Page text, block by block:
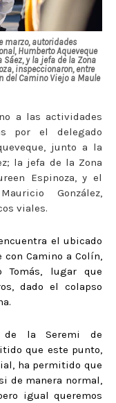
marzo, autoridades
Humberto Aqueveque
Sáez, y la jefa de la Zona
inspeccionaron, entre
del Camino Viejo a Maule
a las actividades
por el delegado
junto a la
la jefa de la Zona
Espinoza, y el
González,
viales.
el ubicado
Camino a Colín,
Tomás, lugar que
dado el colapso
de la Seremi de
que este punto,
ha permitido que
de manera normal,
igual queremos